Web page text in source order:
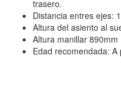
trasero.
Distancia entres ejes:
Altura del asiento al
Altura manillar 890mm
Edad recomendada: